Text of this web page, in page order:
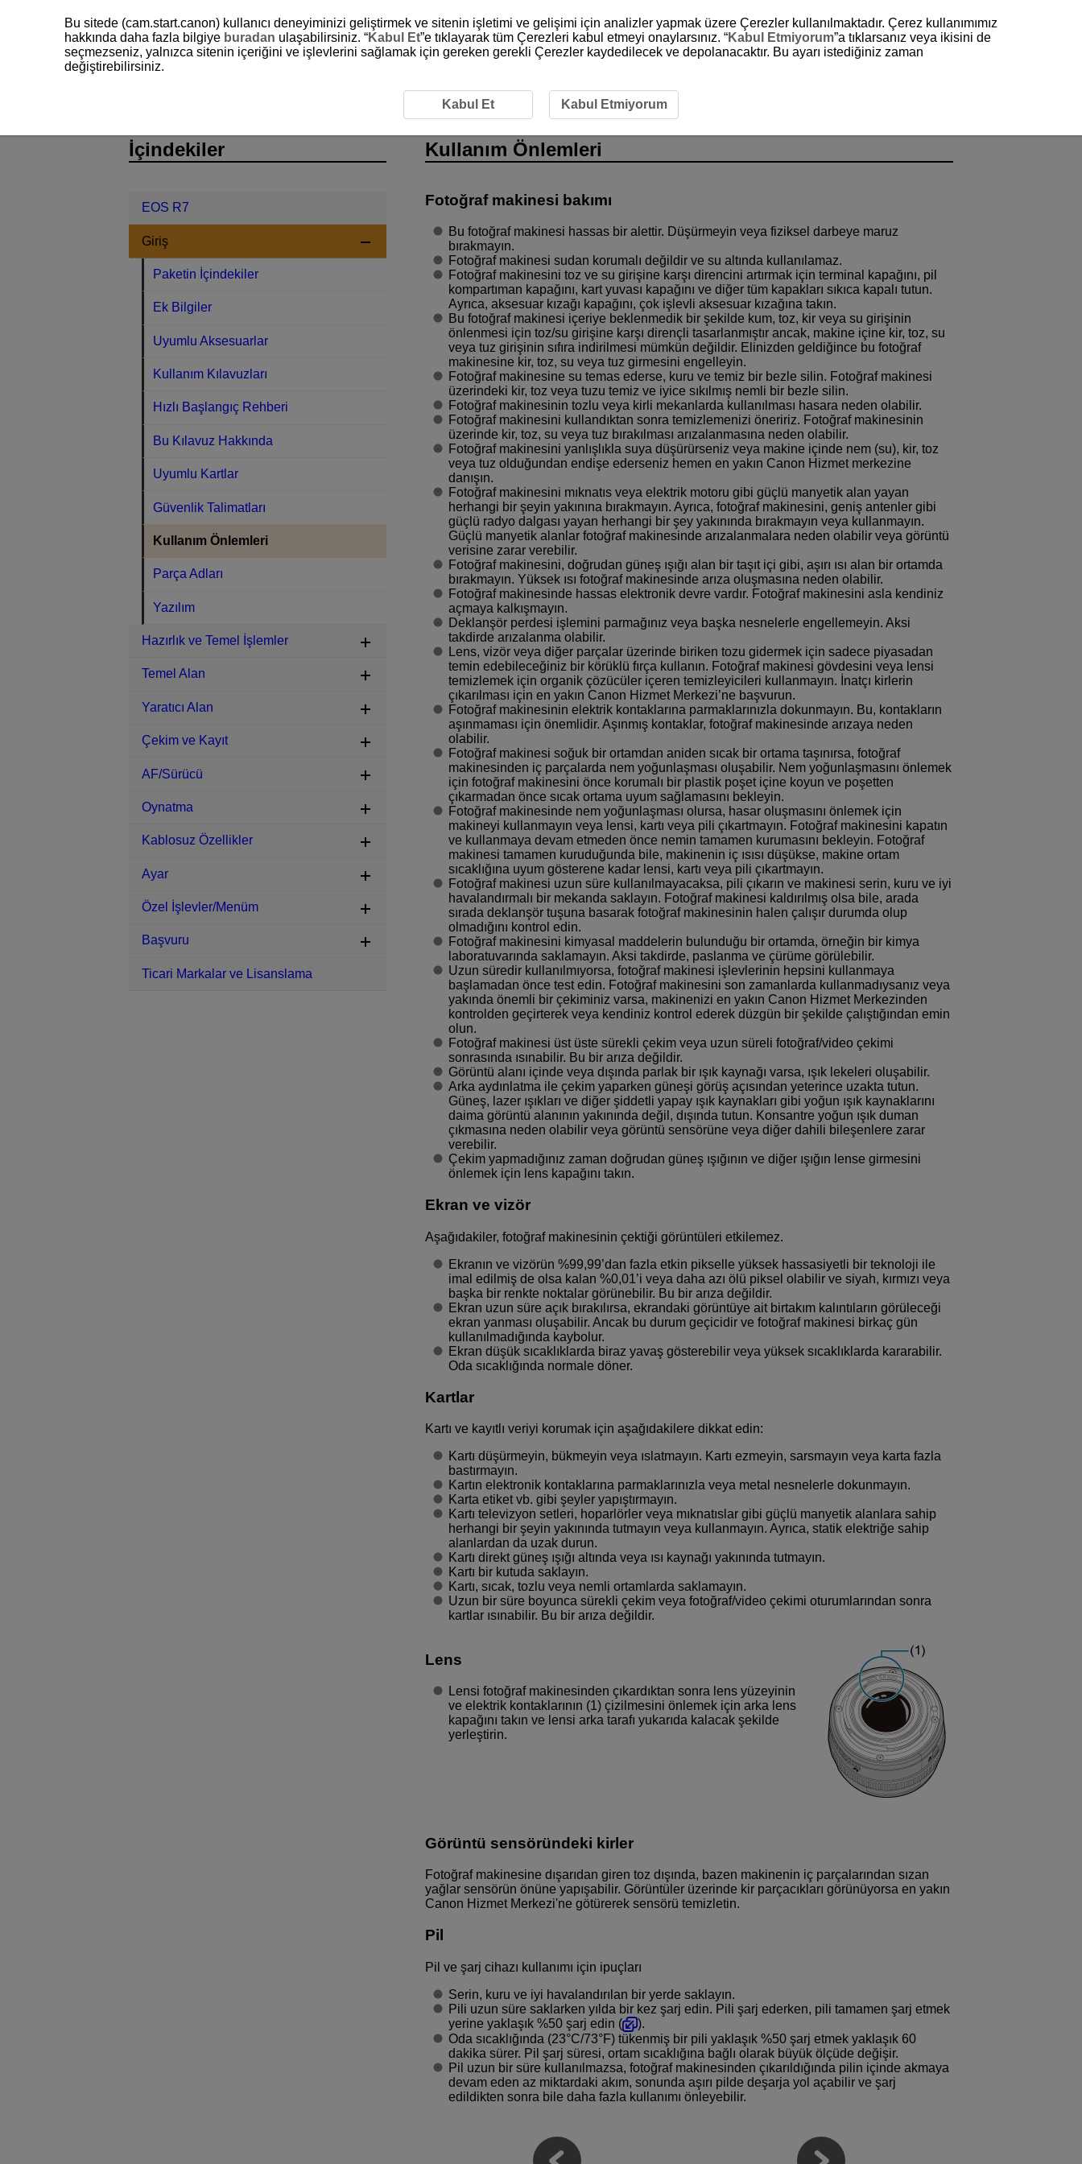
Kullanım Önlemleri
Fotoğraf makinesi bakımı
Bu fotoğraf makinesi hassas bir alettir. Düşürmeyin veya fiziksel darbeye maruz
bırakmayın.
Fotoğraf makinesi sudan korumalı değildir ve su altında kullanılamaz.
Fotoğraf makinesini toz ve su girişine karşı direncini artırmak için terminal kapağını, pil
kompartıman kapağını, kart yuvası kapağını ve diğer tüm kapakları sıkıca kapalı tutun.
Ayrıca, aksesuar kızağı kapağını, çok işlevli aksesuar kızağına takın.
Bu fotoğraf makinesi içeriye beklenmedik bir şekilde kum, toz, kir veya su girişinin
önlenmesi için toz/su girişine karşı dirençli tasarlanmıştır ancak, makine içine kir, toz, su
veya tuz girişinin sıfıra indirilmesi mümkün değildir. Elinizden geldiğince bu fotoğraf
makinesine kir, toz, su veya tuz girmesini engelleyin.
Fotoğraf makinesine su temas ederse, kuru ve temiz bir bezle silin. Fotoğraf makinesi
üzerindeki kir, toz veya tuzu temiz ve iyice sıkılmış nemli bir bezle silin.
Fotoğraf makinesinin tozlu veya kirli mekanlarda kullanılması hasara neden olabilir.
Fotoğraf makinesini kullandıktan sonra temizlemenizi öneririz. Fotoğraf makinesinin
üzerinde kir, toz, su veya tuz bırakılması arızalanmasına neden olabilir.
Fotoğraf makinesini yanlışlıkla suya düşürürseniz veya makine içinde nem (su), kir, toz
veya tuz olduğundan endişe ederseniz hemen en yakın Canon Hizmet merkezine
danışın.
Fotoğraf makinesini mıknatıs veya elektrik motoru gibi güçlü manyetik alan yayan
herhangi bir şeyin yakınına bırakmayın. Ayrıca, fotoğraf makinesini, geniş antenler gibi
güçlü radyo dalgası yayan herhangi bir şey yakınında bırakmayın veya kullanmayın.
Güçlü manyetik alanlar fotoğraf makinesinde arızalanmalara neden olabilir veya görüntü
verisine zarar verebilir.
Fotoğraf makinesini, doğrudan güneş ışığı alan bir taşıt içi gibi, aşırı ısı alan bir ortamda
bırakmayın. Yüksek ısı fotoğraf makinesinde arıza oluşmasına neden olabilir.
Fotoğraf makinesinde hassas elektronik devre vardır. Fotoğraf makinesini asla kendiniz
açmaya kalkışmayın.
Deklanşör perdesi işlemini parmağınız veya başka nesnelerle engellemeyin. Aksi
takdirde arızalanma olabilir.
Lens, vizör veya diğer parçalar üzerinde biriken tozu gidermek için sadece piyasadan
temin edebileceğiniz bir körüklü fırça kullanın. Fotoğraf makinesi gövdesini veya lensi
temizlemek için organik çözücüler içeren temizleyicileri kullanmayın. İnatçı kirlerin
çıkarılması için en yakın Canon Hizmet Merkezi’ne başvurun.
Fotoğraf makinesinin elektrik kontaklarına parmaklarınızla dokunmayın. Bu, kontakların
aşınmaması için önemlidir. Aşınmış kontaklar, fotoğraf makinesinde arızaya neden
olabilir.
Fotoğraf makinesi soğuk bir ortamdan aniden sıcak bir ortama taşınırsa, fotoğraf
makinesinden iç parçalarda nem yoğunlaşması oluşabilir. Nem yoğunlaşmasını önlemek
için fotoğraf makinesini önce korumalı bir plastik poşet içine koyun ve poşetten
çıkarmadan önce sıcak ortama uyum sağlamasını bekleyin.
Fotoğraf makinesinde nem yoğunlaşması olursa, hasar oluşmasını önlemek için
makineyi kullanmayın veya lensi, kartı veya pili çıkartmayın. Fotoğraf makinesini kapatın
ve kullanmaya devam etmeden önce nemin tamamen kurumasını bekleyin. Fotoğraf
makinesi tamamen kuruduğunda bile, makinenin iç ısısı düşükse, makine ortam
sıcaklığına uyum gösterene kadar lensi, kartı veya pili çıkartmayın.
Fotoğraf makinesi uzun süre kullanılmayacaksa, pili çıkarın ve makinesi serin, kuru ve iyi
havalandırmalı bir mekanda saklayın. Fotoğraf makinesi kaldırılmış olsa bile, arada
sırada deklanşör tuşuna basarak fotoğraf makinesinin halen çalışır durumda olup
olmadığını kontrol edin.
Fotoğraf makinesini kimyasal maddelerin bulunduğu bir ortamda, örneğin bir kimya
laboratuvarında saklamayın. Aksi takdirde, paslanma ve çürüme görülebilir.
Uzun süredir kullanılmıyorsa, fotoğraf makinesi işlevlerinin hepsini kullanmaya
başlamadan önce test edin. Fotoğraf makinesini son zamanlarda kullanmadıysanız veya
yakında önemli bir çekiminiz varsa, makinenizi en yakın Canon Hizmet Merkezinden
kontrolden geçirterek veya kendiniz kontrol ederek düzgün bir şekilde çalıştığından emin
olun.
Fotoğraf makinesi üst üste sürekli çekim veya uzun süreli fotoğraf/video çekimi
sonrasında ısınabilir. Bu bir arıza değildir.
Görüntü alanı içinde veya dışında parlak bir ışık kaynağı varsa, ışık lekeleri oluşabilir.
Arka aydınlatma ile çekim yaparken güneşi görüş açısından yeterince uzakta tutun.
Güneş, lazer ışıkları ve diğer şiddetli yapay ışık kaynakları gibi yoğun ışık kaynaklarını
daima görüntü alanının yakınında değil, dışında tutun. Konsantre yoğun ışık duman
çıkmasına neden olabilir veya görüntü sensörüne veya diğer dahili bileşenlere zarar
verebilir.
Çekim yapmadığınız zaman doğrudan güneş ışığının ve diğer ışığın lense girmesini
önlemek için lens kapağını takın.
Ekran ve vizör
Aşağıdakiler, fotoğraf makinesinin çektiği görüntüleri etkilemez.
Ekranın ve vizörün %99,99’dan fazla etkin pikselle yüksek hassasiyetli bir teknoloji ile
imal edilmiş de olsa kalan %0,01’i veya daha azı ölü piksel olabilir ve siyah, kırmızı veya
başka bir renkte noktalar görünebilir. Bu bir arıza değildir.
Ekran uzun süre açık bırakılırsa, ekrandaki görüntüye ait birtakım kalıntıların görüleceği
ekran yanması oluşabilir. Ancak bu durum geçicidir ve fotoğraf makinesi birkaç gün
kullanılmadığında kaybolur.
Ekran düşük sıcaklıklarda biraz yavaş gösterebilir veya yüksek sıcaklıklarda kararabilir.
Oda sıcaklığında normale döner.
Kartlar
Kartı ve kayıtlı veriyi korumak için aşağıdakilere dikkat edin:
Kartı düşürmeyin, bükmeyin veya ıslatmayın. Kartı ezmeyin, sarsmayın veya karta fazla
bastırmayın.
Kartın elektronik kontaklarına parmaklarınızla veya metal nesnelerle dokunmayın.
Karta etiket vb. gibi şeyler yapıştırmayın.
Kartı televizyon setleri, hoparlörler veya mıknatıslar gibi güçlü manyetik alanlara sahip
herhangi bir şeyin yakınında tutmayın veya kullanmayın. Ayrıca, statik elektriğe sahip
alanlardan da uzak durun.
Kartı direkt güneş ışığı altında veya ısı kaynağı yakınında tutmayın.
Kartı bir kutuda saklayın.
Kartı, sıcak, tozlu veya nemli ortamlarda saklamayın.
Uzun bir süre boyunca sürekli çekim veya fotoğraf/video çekimi oturumlarından sonra
kartlar ısınabilir. Bu bir arıza değildir.
Lens
Lensi fotoğraf makinesinden çıkardıktan sonra lens yüzeyinin
ve elektrik kontaklarının (1) çizilmesini önlemek için arka lens
kapağını takın ve lensi arka tarafı yukarıda kalacak şekilde
yerleştirin.
Görüntü sensöründeki kirler
Fotoğraf makinesine dışarıdan giren toz dışında, bazen makinenin iç parçalarından sızan
yağlar sensörün önüne yapışabilir. Görüntüler üzerinde kir parçacıkları görünüyorsa en yakın
Canon Hizmet Merkezi'ne götürerek sensörü temizletin.
Pil
Pil ve şarj cihazı kullanımı için ipuçları
Serin, kuru ve iyi havalandırılan bir yerde saklayın.
Pili uzun süre saklarken yılda bir kez şarj edin. Pili şarj ederken, pili tamamen şarj etmek
yerine yaklaşık %50 şarj edin (
).
Oda sıcaklığında (23°C/73°F) tükenmiş bir pili yaklaşık %50 şarj etmek yaklaşık 60
dakika sürer. Pil şarj süresi, ortam sıcaklığına bağlı olarak büyük ölçüde değişir.
Pil uzun bir süre kullanılmazsa, fotoğraf makinesinden çıkarıldığında pilin içinde akmaya
devam eden az miktardaki akım, sonunda aşırı pilde deşarja yol açabilir ve şarj
edildikten sonra bile daha fazla kullanımı önleyebilir.
İçindekiler
EOS R7
Giriş
Paketin İçindekiler
Ek Bilgiler
Uyumlu Aksesuarlar
Kullanım Kılavuzları
Hızlı Başlangıç Rehberi
Bu Kılavuz Hakkında
Uyumlu Kartlar
Güvenlik Talimatları
Kullanım Önlemleri
Parça Adları
Yazılım
Hazırlık ve Temel İşlemler
Temel Alan
Yaratıcı Alan
Çekim ve Kayıt
AF/Sürücü
Oynatma
Kablosuz Özellikler
Ayar
Özel İşlevler/Menüm
Başvuru
Ticari Markalar ve Lisanslama
Bu sitede (cam.start.canon) kullanıcı deneyiminizi geliştirmek ve sitenin işletimi ve gelişimi için analizler yapmak üzere Çerezler kullanılmaktadır. Çerez kullanımımız
hakkında daha fazla bilgiye buradan ulaşabilirsiniz. “Kabul Et”e tıklayarak tüm Çerezleri kabul etmeyi onaylarsınız. “Kabul Etmiyorum”a tıklarsanız veya ikisini de
seçmezseniz, yalnızca sitenin içeriğini ve işlevlerini sağlamak için gereken gerekli Çerezler kaydedilecek ve depolanacaktır. Bu ayarı istediğiniz zaman
değiştirebilirsiniz.
Kabul Et Kabul Etmiyorum